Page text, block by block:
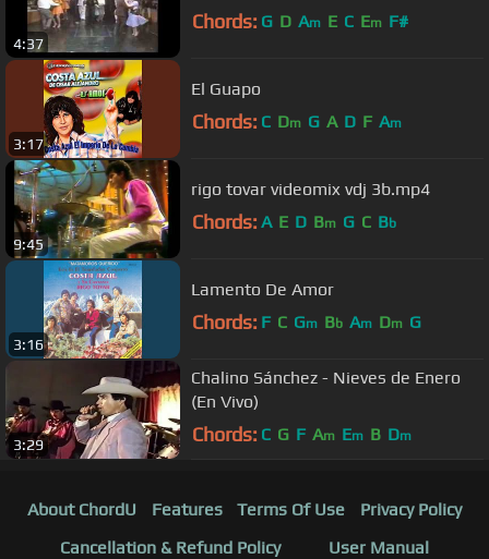
4:37
Chords: G D Am E C Em F#
3:17
El Guapo
Chords: C Dm G A D F Am
9:45
rigo tovar videomix vdj 3b.mp4
Chords: A E D Bm G C Bb
3:16
Lamento De Amor
Chords: F C Gm Bb Am Dm G
3:29
Chalino Sánchez - Nieves de Enero
(En Vivo)
Chords: C G F Am Em B Dm
About ChordU Features Terms Of Use
Privacy Policy
Cancellation & Refund Policy
User Manual